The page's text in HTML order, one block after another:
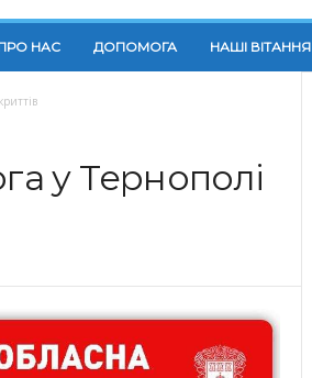
НАС ДОПОМОГА НАШІ ВІТАННЯ
у Тернополі